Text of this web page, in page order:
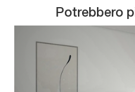
Potrebbero